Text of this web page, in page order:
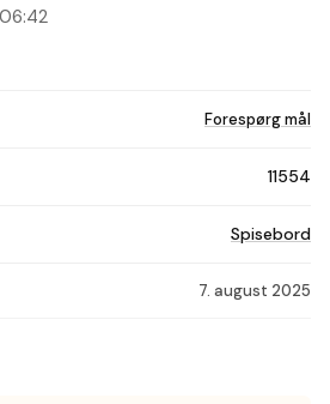
Forespørg mål
11554
Spisebord
7. august 2025